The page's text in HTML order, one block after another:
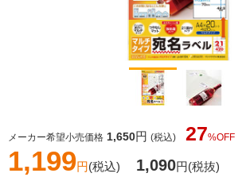
メーカー希望小売価格 1,650円 (税込) 27%OFF
1,199円(税込) 1,090円(税抜)